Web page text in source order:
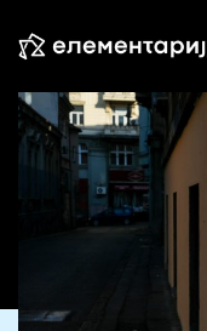
НАУКА У СРБИЈИ
НАУЧНЕ ВЕСТИ
У ЦЕНТРУ